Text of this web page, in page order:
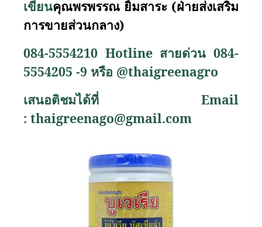
เขียนคุณพรพรรณ ยิ้มสาระ (ฝ่ายส่งเสริม
การขายส่วนกลาง)
084-5554210 Hotline สายด่วน084-
5554205 -9 หรือ @thaigreenagro
เสนอติชมได้ที่ Email
: thaigreenago@gmail.com